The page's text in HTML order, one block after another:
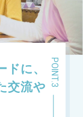
ドに、
交流や